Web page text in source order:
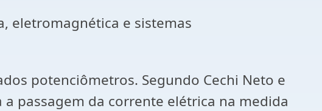
eletromagnética e sistemas
potenciômetros. Segundo Cechi Neto e
passagem da corrente elétrica na medida